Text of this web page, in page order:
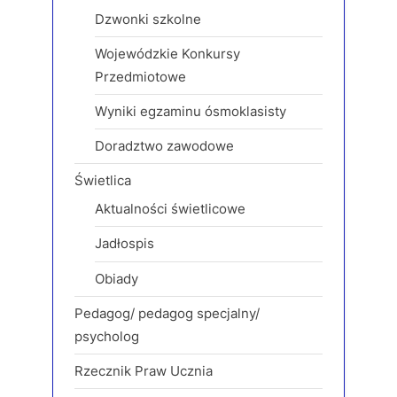
Dzwonki szkolne
Wojewódzkie Konkursy
Przedmiotowe
Wyniki egzaminu ósmoklasisty
Doradztwo zawodowe
Świetlica
Aktualności świetlicowe
Jadłospis
Obiady
Pedagog/ pedagog specjalny/
psycholog
Rzecznik Praw Ucznia